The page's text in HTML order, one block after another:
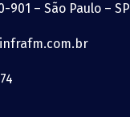
901 – São Paulo – SP